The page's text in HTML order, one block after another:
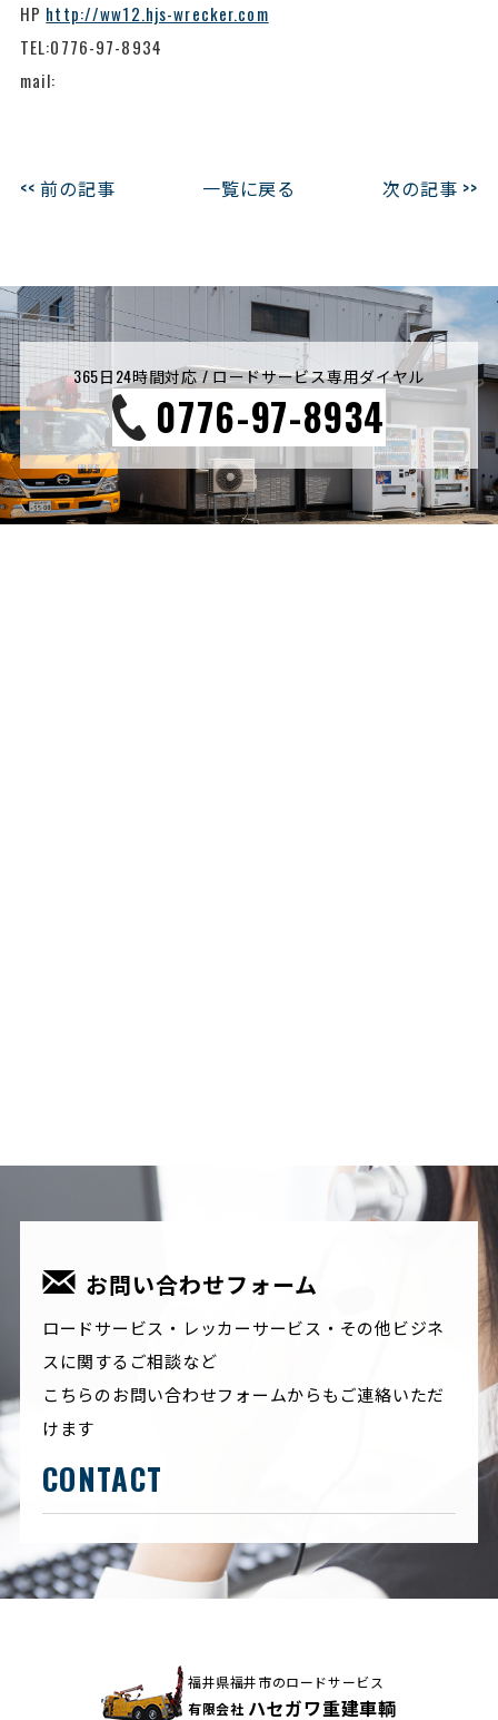
HP http://ww12.hjs-wrecker.com
TEL:0776-97-8934
mail:
<< 前の記事 一覧に戻る 次の記事 >>
365日24時間対応 / ロードサービス専用ダイヤル
0776-97-8934
お問い合わせフォーム
ロードサービス・レッカーサービス・その他ビジネ
スに関するご相談など
こちらのお問い合わせフォームからもご連絡いただ
けます
CONTACT
福井県福井市のロードサービス
有限会社 ハセガワ重建車輌